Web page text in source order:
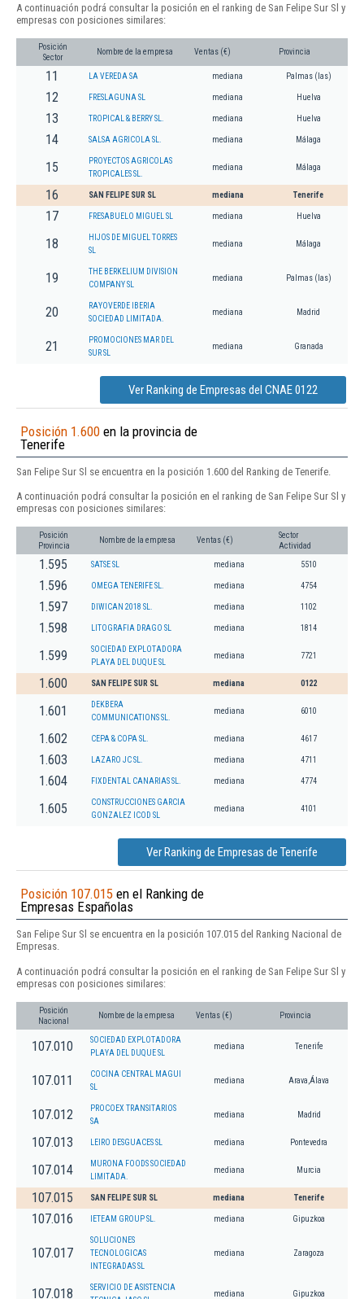
A continuación podrá consultar la posición en el ranking de San Felipe Sur Sl y
empresas con posiciones similares:
Posición
Sector
Nombre de la empresa Ventas (€) Provincia
11 LA VEREDA SA mediana Palmas (las)
12 FRESLAGUNA SL mediana Huelva
13 TROPICAL & BERRY SL. mediana Huelva
14 SALSA AGRICOLA SL. mediana Málaga
15
PROYECTOS AGRICOLAS
TROPICALES SL.
mediana Málaga
16 SAN FELIPE SUR SL mediana Tenerife
17 FRESABUELO MIGUEL SL mediana Huelva
18
HIJOS DE MIGUEL TORRES
SL
mediana Málaga
19
THE BERKELIUM DIVISION
COMPANY SL
mediana Palmas (las)
20
RAYOVERDE IBERIA
SOCIEDAD LIMITADA.
mediana Madrid
21
PROMOCIONES MAR DEL
SUR SL
mediana Granada
Ver Ranking de Empresas del CNAE 0122
Posición 1.600 en la provincia de
Tenerife
San Felipe Sur Sl se encuentra en la posición 1.600 del Ranking de Tenerife.
A continuación podrá consultar la posición en el ranking de San Felipe Sur Sl y
empresas con posiciones similares:
Posición
Provincia
Nombre de la empresa Ventas (€)
Sector
Actividad
1.595 SATSE SL mediana 5510
1.596 OMEGA TENERIFE SL. mediana 4754
1.597 DIWICAN 2018 SL. mediana 1102
1.598 LITOGRAFIA DRAGO SL mediana 1814
1.599
SOCIEDAD EXPLOTADORA
PLAYA DEL DUQUE SL
mediana 7721
1.600 SAN FELIPE SUR SL mediana 0122
1.601
DEKBERA
COMMUNICATIONS SL.
mediana 6010
1.602 CEPA & COPA SL. mediana 4617
1.603 LAZARO JC SL. mediana 4711
1.604 FIXDENTAL CANARIAS SL. mediana 4774
1.605
CONSTRUCCIONES GARCIA
GONZALEZ ICOD SL
mediana 4101
Ver Ranking de Empresas de Tenerife
Posición 107.015 en el Ranking de
Empresas Españolas
San Felipe Sur Sl se encuentra en la posición 107.015 del Ranking Nacional de
Empresas.
A continuación podrá consultar la posición en el ranking de San Felipe Sur Sl y
empresas con posiciones similares:
Posición
Nacional
Nombre de la empresa Ventas (€) Provincia
107.010
SOCIEDAD EXPLOTADORA
PLAYA DEL DUQUE SL
mediana Tenerife
107.011
COCINA CENTRAL MAGUI
SL
mediana Arava,Álava
107.012
PROCOEX TRANSITARIOS
SA
mediana Madrid
107.013 LEIRO DESGUACES SL mediana Pontevedra
107.014
MURONA FOODS SOCIEDAD
LIMITADA.
mediana Murcia
107.015 SAN FELIPE SUR SL mediana Tenerife
107.016 IETEAM GROUP SL. mediana Gipuzkoa
107.017
SOLUCIONES
TECNOLOGICAS
INTEGRADAS SL
mediana Zaragoza
107.018
SERVICIO DE ASISTENCIA
mediana Gipuzkoa